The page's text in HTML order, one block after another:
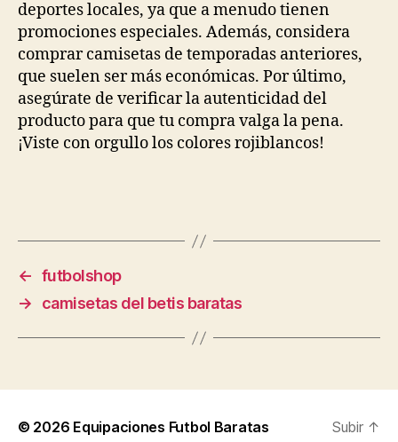
deportes locales, ya que a menudo tienen
promociones especiales. Además, considera
comprar camisetas de temporadas anteriores,
que suelen ser más económicas. Por último,
asegúrate de verificar la autenticidad del
producto para que tu compra valga la pena.
¡Viste con orgullo los colores rojiblancos!
← futbolshop
→
camisetas del betis baratas
© 2026 Equipaciones Futbol Baratas Subir ↑